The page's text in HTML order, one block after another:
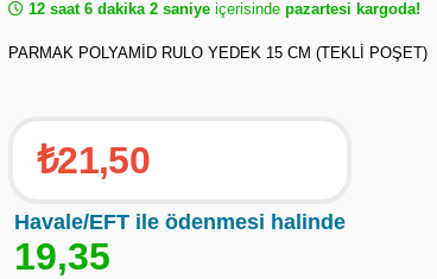
12 saat 6 dakika 2 saniye içerisinde pazartesi kargoda!
PARMAK POLYAMİD RULO YEDEK 15 CM (TEKLİ POŞET)
₺21,50
Havale/EFT ile ödenmesi halinde
19,35